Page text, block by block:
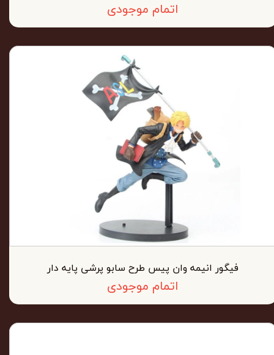
اتمام موجودی
فیگور انیمه وان پیس طرح سابو پرشی پایه دار
اتمام موجودی